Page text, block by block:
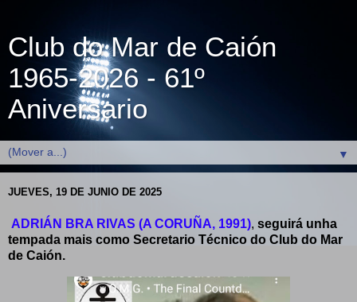
Club do Mar de Caión
1965-2026 - 61º
Aniversario
▼
JUEVES, 19 DE JUNIO DE 2025
ADRIÁN BRA RIVAS (A CORUÑA, 1991), seguirá unha
tempada mais como Secretario Técnico do Club do Mar
de Caión.